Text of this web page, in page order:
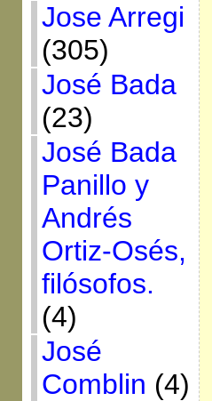
Jose Arregi
(305)
José Bada
(23)
José Bada
Panillo y
Andrés
Ortiz-Osés,
filósofos.
(4)
José
Comblin (4)